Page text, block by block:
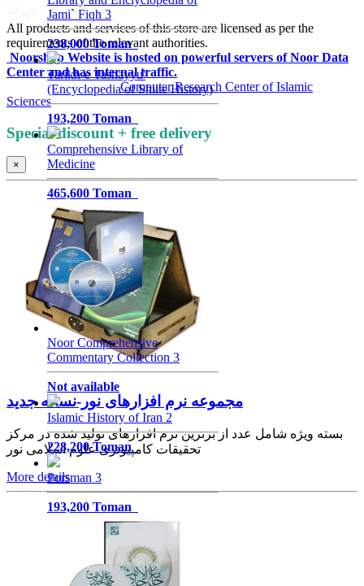
Jami` Fiqh 3
238,000 Toman
Tarikh-e Tashayyu'
(Encyclopedia of Shiite History)
193,200 Toman
Comprehensive Library of
Medicine
465,600 Toman
Noor Comprehensive
Commentary Collection 3
Not available
Islamic History of Iran 2
228,200 Toman
Porsman 3
193,200 Toman
All products and services of this store are licensed as per the
requirements of the relevant authorities.
Noorshop Website is hosted on powerful servers of Noor Data
Center and has internal traffic.
All rights reserved byComputer Research Center of Islamic
Sciences
Special discount + free delivery
×
مجموعه نرم‌ افزارهای نور-نسخه جدید
بسته ویژه شامل عدد از برترین نرم افزارهای تولید شده در مرکز
تحقیقات کامپیوتری علوم اسلامی نور
More details
Redirected by noorshop